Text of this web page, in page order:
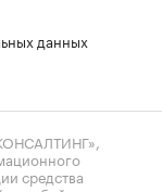
данных
средства